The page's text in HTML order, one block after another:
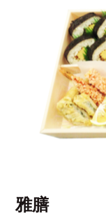
雅膳